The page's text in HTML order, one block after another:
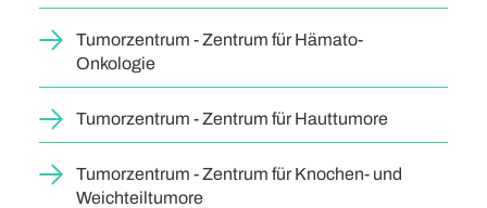
Tumorzentrum - Zentrum für Hämato-
Onkologie
Tumorzentrum - Zentrum für Hauttumore
Tumorzentrum - Zentrum für Knochen- und
Weichteiltumore